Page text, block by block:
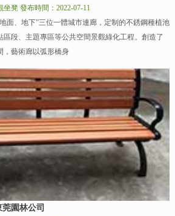
坐凳 發布時間：2022-07-11
、地下”三位一體城市連廊，定制的不銹鋼種植池
區段、主題專區等公共空間景觀綠化工程。創造了
，藝術廊以弧形橋身
園林公司